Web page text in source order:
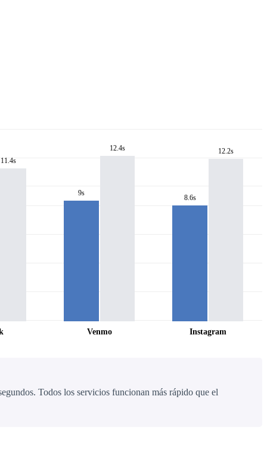
11.4s
9s
12.4s
Venmo
8.6s
12.2s
Instagram
Todos los servicios funcionan más rápido que el